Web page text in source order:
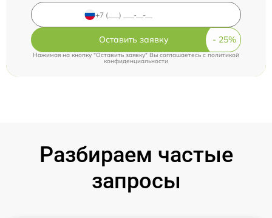
Оставить заявку
Нажимая на кнопку "Оставить заявку" Вы соглашаетесь c политикой
конфиденциальности
Разбираем частые
запросы